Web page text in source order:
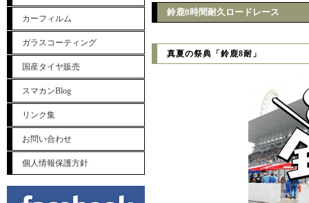
カーフィルム
ガラスコーティング
国産タイヤ販売
スマカンBlog
リンク集
お問い合わせ
個人情報保護方針
鈴鹿8時間耐久ロードレース
真夏の祭典「鈴鹿8耐」